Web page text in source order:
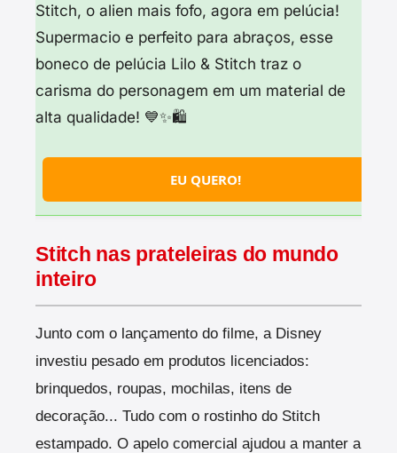
Stitch, o alien mais fofo, agora em pelúcia!
Supermacio e perfeito para abraços, esse
boneco de pelúcia Lilo & Stitch traz o
carisma do personagem em um material de
alta qualidade! 💙✨🛍️
EU QUERO!
Stitch nas prateleiras do mundo
inteiro
Junto com o lançamento do filme, a Disney
investiu pesado em produtos licenciados:
brinquedos, roupas, mochilas, itens de
decoração... Tudo com o rostinho do Stitch
estampado. O apelo comercial ajudou a manter a